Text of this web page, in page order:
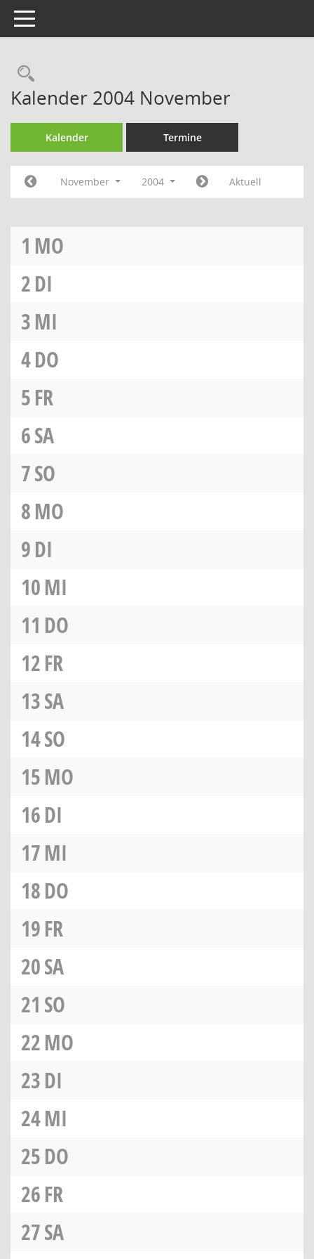
Toggle navigation
Rechercheauswahl
Kalender 2004 November
Kalender Termine
November 2004 Aktuell
1 MO
2DI
3MI
4DO
5FR
6SA
7SO
8MO
9DI
10MI
11 DO
12FR
13SA
14SO
15MO
16DI
17MI
18DO
19FR
20SA
21 SO
22MO
23DI
24MI
25DO
26FR
27SA